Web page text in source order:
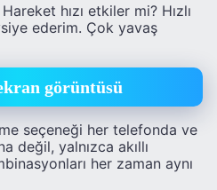
hızı etkiler mi? Hızlı
ederim. Çok yavaş
görüntüsü
seçeneği her telefonda ve
değil, yalnızca akıllı
her zaman aynı